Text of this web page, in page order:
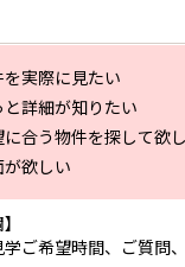
を実際に見たい
と詳細が知りたい
に合う物件を探して欲
が欲しい
ご希望時間、ご質問